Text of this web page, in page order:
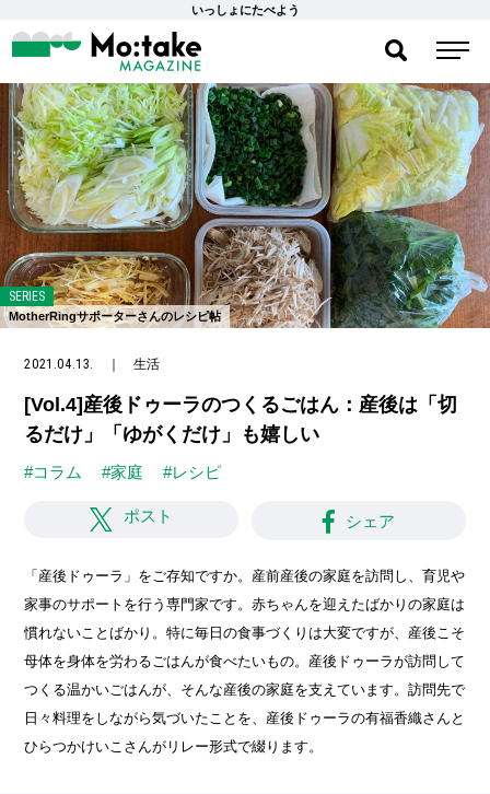
いっしょにたべよう
SERIES
MotherRingサポーターさんのレシピ帖
2021.04.13. ｜生活
[Vol.4]産後ドゥーラのつくるごはん：産後は「切
るだけ」「ゆがくだけ」も嬉しい
#コラム #家庭 #レシピ
ポスト シェア
「産後ドゥーラ」をご存知ですか。産前産後の家庭を訪問し、育児や
家事のサポートを行う専門家です。赤ちゃんを迎えたばかりの家庭は
慣れないことばかり。特に毎日の食事づくりは大変ですが、産後こそ
母体を身体を労わるごはんが食べたいもの。産後ドゥーラが訪問して
つくる温かいごはんが、そんな産後の家庭を支えています。訪問先で
日々料理をしながら気づいたことを、産後ドゥーラの有福香織さんと
ひらつかけいこさんがリレー形式で綴ります。